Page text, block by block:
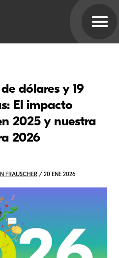
dólares y 19
El impacto
2025 y nuestra
2026
FRAUSCHER / 20 ENE 2026